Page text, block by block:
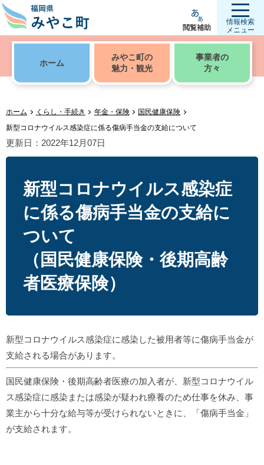
閲覧補助
情報検索
メニュー
ホーム
みやこ町の
魅力・観光
事業者の
方々
ホーム くらし・手続き 年金・保険
国民健康保険
新型コロナウイルス感染症に係る傷病手当金の支給について
更新日：2022年12月07日
新型コロナウイルス感染症
に係る傷病手当金の支給に
ついて
（国民健康保険・後期高齢
者医療保険）
新型コロナウイルス感染症に感染した被用者等に傷病手当金が
支給される場合があります。
国民健康保険・後期高齢者医療の加入者が、新型コロナウイル
ス感染症に感染または感染が疑われ療養のため仕事を休み、事
業主から十分な給与等が受けられないときに、「傷病手当金」
が支給されます。